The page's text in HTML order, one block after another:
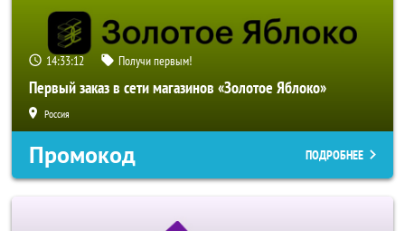
14:33:10 Получи первым!
Первый заказ в сети магазинов «Золотое Яблоко»
Россия
Промокод ПОДРОБНЕЕ